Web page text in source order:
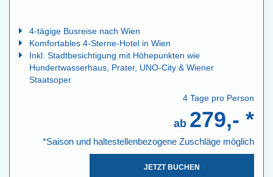
4-tägige Busreise nach Wien
Komfortables 4-Sterne-Hotel in Wien
Inkl. Stadtbesichtigung mit Höhepunkten wie
Hundertwasserhaus, Prater, UNO-City & Wiener
Staatsoper
4 Tage pro Person
ab 279,- *
*Saison und haltestellenbezogene Zuschläge möglich
JETZT BUCHEN